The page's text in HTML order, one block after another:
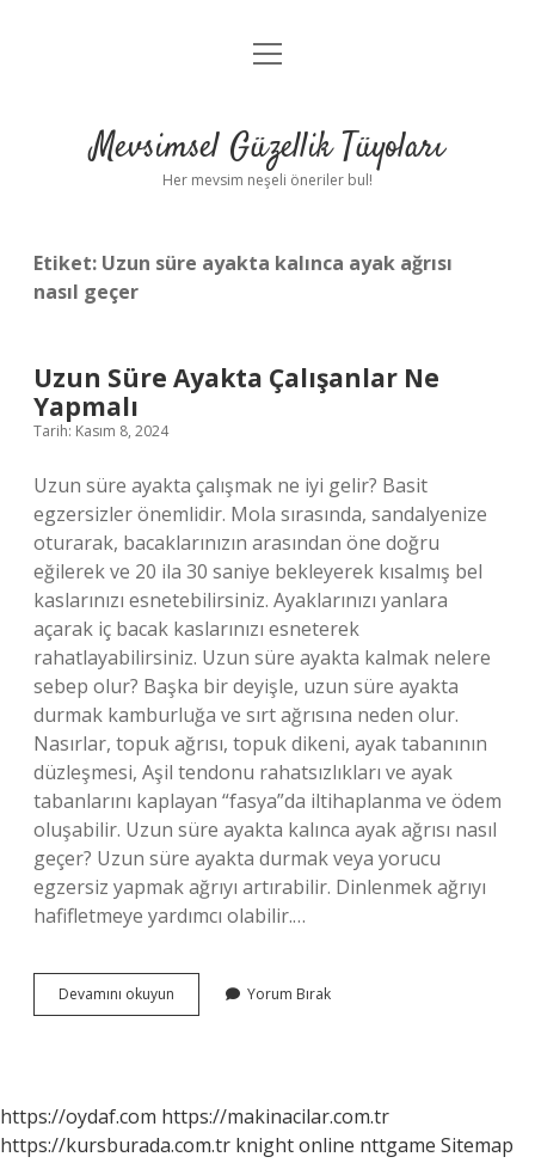
Anasayfa
Yasal Uyarı
menüyü
Mevsimsel Güzellik Tüyoları
Her mevsim neşeli öneriler bul!
Etiket: Uzun süre ayakta kalınca ayak ağrısı
nasıl geçer
Uzun Süre Ayakta Çalışanlar Ne
Yapmalı
Tarih: Kasım 8, 2024
Uzun süre ayakta çalışmak ne iyi gelir? Basit
egzersizler önemlidir. Mola sırasında, sandalyenize
oturarak, bacaklarınızın arasından öne doğru
eğilerek ve 20 ila 30 saniye bekleyerek kısalmış bel
kaslarınızı esnetebilirsiniz. Ayaklarınızı yanlara
açarak iç bacak kaslarınızı esneterek
rahatlayabilirsiniz. Uzun süre ayakta kalmak nelere
sebep olur? Başka bir deyişle, uzun süre ayakta
durmak kamburluğa ve sırt ağrısına neden olur.
Nasırlar, topuk ağrısı, topuk dikeni, ayak tabanının
düzleşmesi, Aşil tendonu rahatsızlıkları ve ayak
tabanlarını kaplayan “fasya”da iltihaplanma ve ödem
oluşabilir. Uzun süre ayakta kalınca ayak ağrısı nasıl
geçer? Uzun süre ayakta durmak veya yorucu
egzersiz yapmak ağrıyı artırabilir. Dinlenmek ağrıyı
hafifletmeye yardımcı olabilir.…
Devamını okuyun
Süre
Yorum Bırak
https://oydaf.com https://makinacilar.com.tr
https://kursburada.com.tr knight online nttgame Sitemap